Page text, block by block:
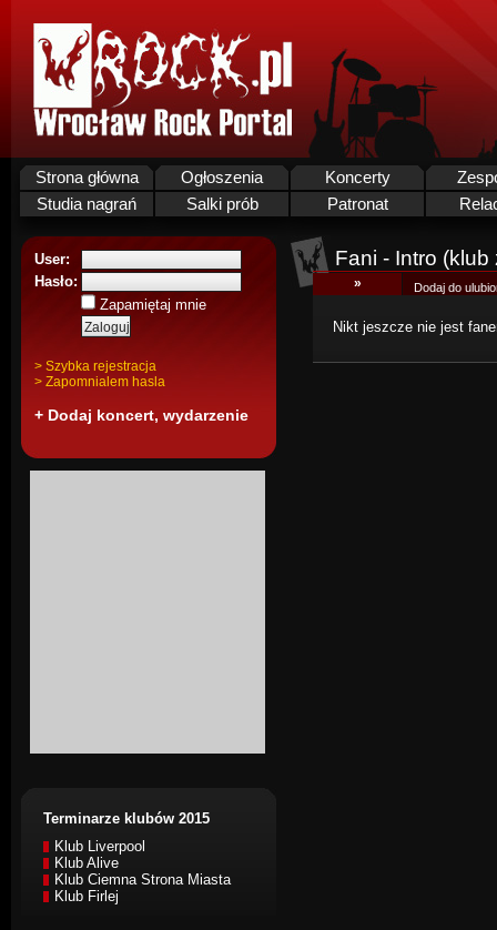
Strona główna Ogłoszenia Koncerty
Studia nagrań
Salki prób Patronat
User:
Hasło:
Zapamiętaj mnie
> Szybka rejestracja
> Zapomnialem hasla
+ Dodaj koncert, wydarzenie
Terminarze klubów 2015
Klub Liverpool
Klub Alive
Klub Ciemna Strona Miasta
Klub Firlej
Fani - Intro (klub
» Dodaj do
Nikt jeszcze nie jest